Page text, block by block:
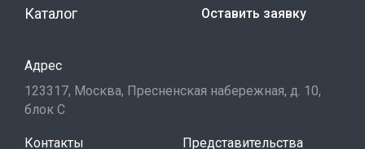
Каталог Оставить заявку
Адрес
123317, Москва, Пресненская набережная, д. 10,
блок С
Контакты Представительства